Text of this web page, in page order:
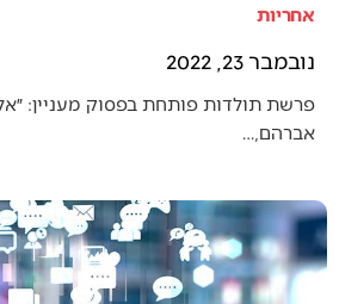
אחריות
נובמבר 23, 2022
פרשת תולדות פותחת בפסוק מעניין:
אברהם,…